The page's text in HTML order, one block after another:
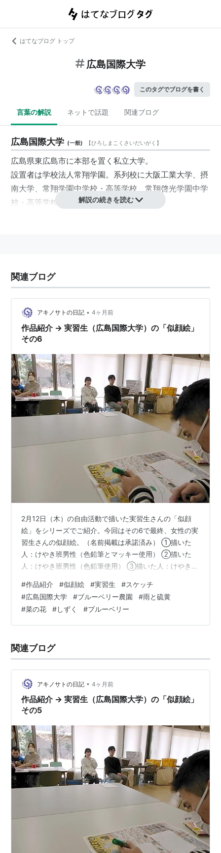
はてなブログ トップ
広島国際大学
このタグでブログを書く
言葉の解説 ネットで話題 関連ブログ
広島国際大学 (一般) 【ひろしまこくさいだいがく 】
広島県東広島市に本部を置く私立大学。
設置者は学校法人常翔学園。系列校に大阪工業大学、摂
南大学、常翔学園中学校・高等学校、常翔啓光学園中学
校・高等学校
がある。
36）
保健医療学部
総合リハビリテーション学部
医療福祉学部
心理科学部
呉キャンパス（広島県呉市広古新開5-1-1）
看護学部
薬学部
医療栄養学部
広島キャンパス（広島県広島市中区幟町1-5）
医療経営学部
解説の続きを読む
関連ブログ
アキノサトの日記 • 4ヶ月前
作品紹介 → 実習生（広島国際大学）の「似顔絵」
その6
2月12日（木）の自由活動で描いた実習生さんの「似顔
絵」をシリーズでご紹介。今回はその6で最終、女性の実
習生さんの似顔絵。（名前掲載は承諾済み） ①描いた
人：けやき班男性（色鉛筆とマッキー使用） ②描いた
人：けやき班男性（色鉛筆使用） ③描いた人：けやき班
筆使用） ⑤描いた人：けやき班女性（マッキー使用）
⑥描いた人：けやき班女性（マッキー使用） ⑦描いた
人：けやき班女性（マッキー使用） ⑧描いた人：なつめ
班女性（色鉛筆使用） 遊フォト726 4月4日東広島市豊栄
酸性土壌にするための微粉硫…
#作品紹介 #似顔絵 #実習生 #スケッチ
#広島国際大学 #ブルーベリー農園 #雨と硫黄
#菜の花 #しずく #ブルーベリー
関連ブログ
アキノサトの日記 • 4ヶ月前
作品紹介 → 実習生（広島国際大学）の「似顔絵」
その5